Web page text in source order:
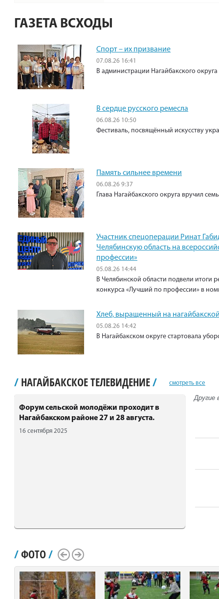
ГАЗЕТА ВСХОДЫ
Спорт – их призвание
07.08.26 16:41
В администрации Нагайбакского
В сердце русского ремесла
06.08.26 10:50
Фестиваль, посвящённый искусству
Память сильнее времени
06.08.26 9:37
Глава Нагайбакского округа вручил
Участник спецоперации Ринат
Челябинскую область на
профессии»
05.08.26 14:44
В Челябинской области подвели итоги
конкурса «Лучший по профессии» в
Хлеб, выращенный на
05.08.26 14:42
В Нагайбакском округе стартовала
/ НАГАЙБАКСКОЕ ТЕЛЕВИДЕНИЕ/ смотреть все
Форум сельской молодёжи проходит в
Нагайбакском районе 27 и 28 августа.
16 сентября 2025
Другие
/ФОТО/
Scroll LeftScroll Right